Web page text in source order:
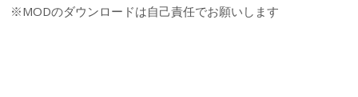
※MODのダウンロードは自己責任でお願いします